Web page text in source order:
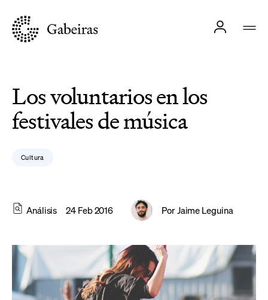
Los voluntarios en los
festivales de música
Cultura
Análisis 24 Feb 2016 PorJaime Leguina